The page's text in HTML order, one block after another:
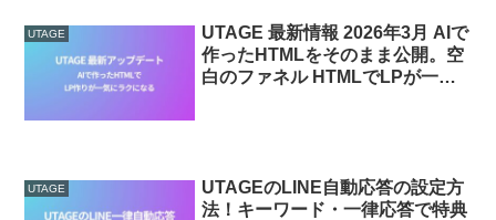
UTAGE
UTAGE 最新情報 2026年3月 AIで
作ったHTMLをそのまま公開。空
白のファネル HTMLでLPが一気
UTAGE
UTAGEのLINE自動応答の設定方
法！キーワード・一律応答で特典